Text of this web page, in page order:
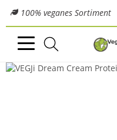
100% veganes Sortiment